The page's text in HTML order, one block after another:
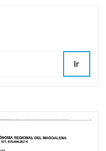
Ir